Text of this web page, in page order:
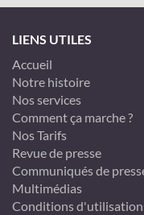
LIENS UTILES
Accueil
Notre histoire
Nos services
Comment ça marche ?
Nos Tarifs
Revue de presse
Communiqués de
Multimédias
Conditions